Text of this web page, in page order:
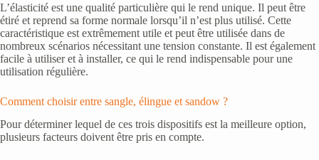
L’élasticité est une qualité particulière qui le rend unique. Il peut être
étiré et reprend sa forme normale lorsqu’il n’est plus utilisé. Cette
caractéristique est extrêmement utile et peut être utilisée dans de
nombreux scénarios nécessitant une tension constante. Il est également
facile à utiliser et à installer, ce qui le rend indispensable pour une
utilisation régulière.
Comment choisir entre sangle, élingue et sandow ?
Pour déterminer lequel de ces trois dispositifs est la meilleure option,
plusieurs facteurs doivent être pris en compte.